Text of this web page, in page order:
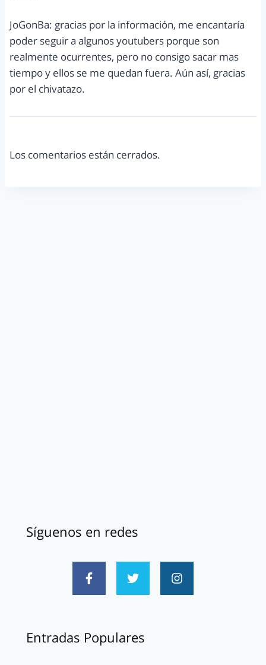
JoGonBa: gracias por la información, me encantaría
poder seguir a algunos youtubers porque son
realmente ocurrentes, pero no consigo sacar mas
tiempo y ellos se me quedan fuera. Aún así, gracias
por el chivatazo.
Los comentarios están cerrados.
Síguenos en redes
Entradas Populares